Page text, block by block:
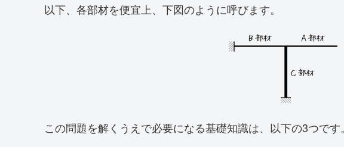
以下、各部材を便宜上、下図のように呼びます。
この問題を解くうえで必要になる基礎知識は、以下の3つです。